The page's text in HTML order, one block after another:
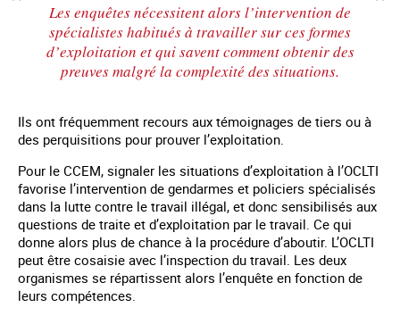
Les enquêtes nécessitent alors l’intervention de
spécialistes habitués à travailler sur ces formes
d’exploitation et qui savent comment obtenir des
preuves malgré la complexité des situations.
Ils ont fréquemment recours aux témoignages de tiers ou à
des perquisitions pour prouver l’exploitation.
Pour le CCEM, signaler les situations d’exploitation à l’OCLTI
favorise l’intervention de gendarmes et policiers spécialisés
dans la lutte contre le travail illégal, et donc sensibilisés aux
questions de traite et d’exploitation par le travail. Ce qui
donne alors plus de chance à la procédure d’aboutir. L’OCLTI
peut être cosaisie avec l’inspection du travail. Les deux
organismes se répartissent alors l’enquête en fonction de
leurs compétences.